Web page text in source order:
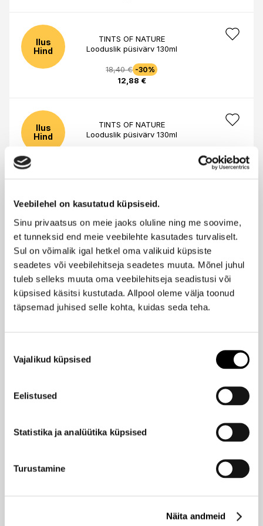
Veebilehel on kasutatud küpsiseid.
Sinu privaatsus on meie jaoks oluline ning me soovime,
et tunneksid end meie veebilehte kasutades turvaliselt.
Sul on võimalik igal hetkel oma valikuid küpsiste
seadetes või veebilehitseja seadetes muuta. Mõnel juhul
tuleb selleks muuta oma veebilehitseja seadistusi või
küpsised käsitsi kustutada. Allpool oleme välja toonud
täpsemad juhised selle kohta, kuidas seda teha.
valik
Vajalikud küpsised
Eelistused
Statistika ja analüütika küpsised
Turustamine
Näita andmeid
Ilus
Hind
TINTS OF NATURE
Looduslik püsivärv 130ml
18,40 € -30%
12,88 €
Ilus
Hind
TINTS OF NATURE
Looduslik püsivärv 130ml
Hind
TINTS OF NATURE
Juuste blondeerimiskomplekt 3-in-1
21,95 € -30%
15,37 €
NATURIGIN
Juuksevärv Must 2,00